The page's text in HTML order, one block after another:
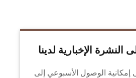
النشرة الإخبارية لدينا
الوصول الأسبوعي إلى